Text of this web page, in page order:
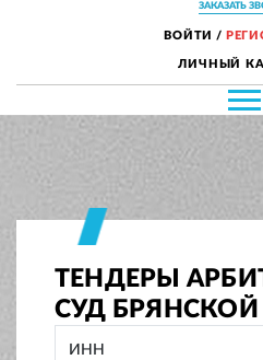
ЗАКАЗАТЬ
ВОЙТИ /
ЛИЧНЫЙ
ТЕНДЕРЫ
СУД БРЯНСКОЙ
ИНН